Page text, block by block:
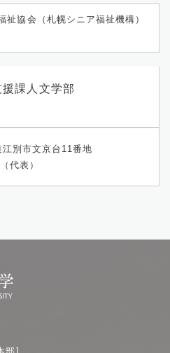
祉協会（札幌シニア福祉機構）
課人文学部
別市文京台11番地
代表）